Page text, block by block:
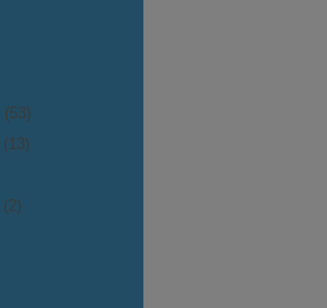
(53)
(13)
(2)